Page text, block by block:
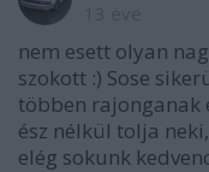
nem esett olyan
szokott :) Sose
többen rajonganak
ész nélkül tolja
elég sokunk